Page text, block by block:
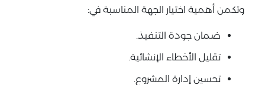
وتكمن أهمية اختيار الجهة المناسبة في:
ضمان جودة التنفيذ.
تقليل الأخطاء الإنشائية.
تحسين إدارة المشروع.